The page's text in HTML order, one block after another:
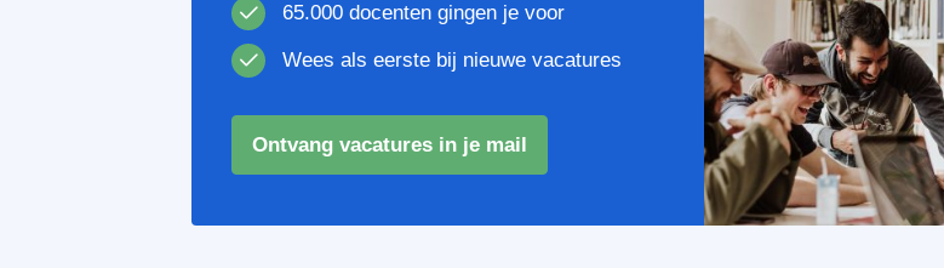
65.000 docenten gingen je voor
Wees als eerste bij nieuwe vacatures
Ontvang vacatures in je mail